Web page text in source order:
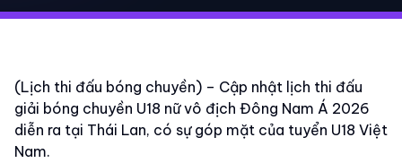
(Lịch thi đấu bóng chuyền) – Cập nhật lịch thi đấu
giải bóng chuyền U18 nữ vô địch Đông Nam Á 2026
diễn ra tại Thái Lan, có sự góp mặt của tuyển U18 Việt
Nam.